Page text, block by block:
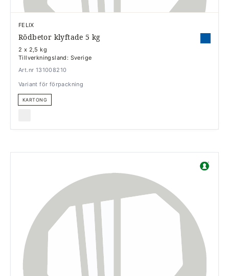
FELIX
Rödbetor klyftade 5 kg
2 x 2,5 kg
Tillverkningsland: Sverige
Art.nr 131008210
Variant för förpackning
KARTONG